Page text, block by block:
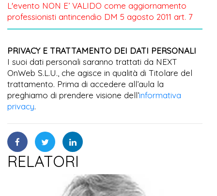
L'evento NON E’ VALIDO come aggiornamento
professionisti antincendio DM 5 agosto 2011 art. 7
PRIVACY E TRATTAMENTO DEI DATI PERSONALI
I suoi dati personali saranno trattati da NEXT
OnWeb S.L.U., che agisce in qualità di Titolare del
trattamento. Prima di accedere all’aula la
preghiamo di prendere visione dell’informativa
privacy.
RELATORI